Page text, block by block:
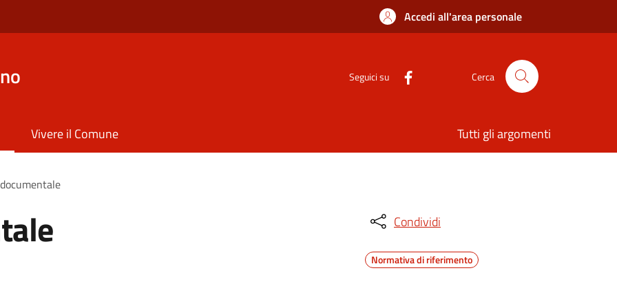
Accedi all'area personale
Seguici su Cerca
Vivere il Comune Tutti gli argomenti
Condividi
Normativa di riferimento